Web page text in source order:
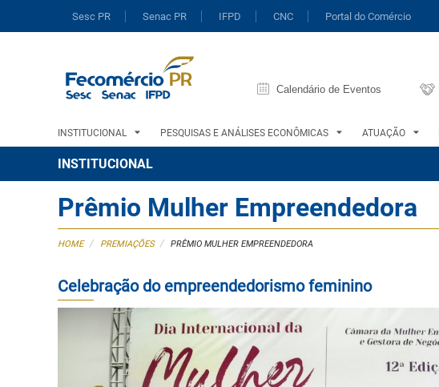
Sesc PR Senac PR IFPD CNC Portal do Comércio
Calendário de Eventos
INSTITUCIONAL PESQUISAS E ANÁLISES ECONÔMICAS ATUAÇÃO
INSTITUCIONAL
Prêmio Mulher Empreendedora
HOME / PREMIAÇÕES / PRÊMIO MULHER EMPREENDEDORA
Celebração do empreendedorismo feminino